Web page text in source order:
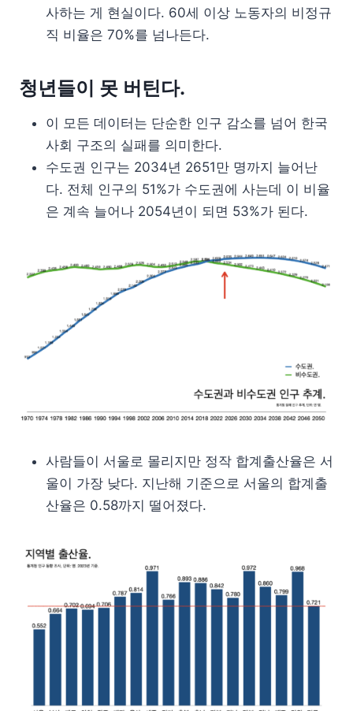
사하는 게 현실이다. 60세 이상 노동자의 비정규
직 비율은 70%를 넘나든다.
청년들이 못 버틴다.
이 모든 데이터는 단순한 인구 감소를 넘어 한국
사회 구조의 실패를 의미한다.
수도권 인구는 2034년 2651만 명까지 늘어난
다. 전체 인구의 51%가 수도권에 사는데 이 비율
은 계속 늘어나 2054년이 되면 53%가 된다.
사람들이 서울로 몰리지만 정작 합계출산율은 서
울이 가장 낮다. 지난해 기준으로 서울의 합계출
산율은 0.58까지 떨어졌다.